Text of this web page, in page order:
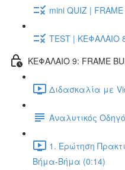
mini QUIZ |
TEST | ΚΕΦΑΛΑΙΟ
ΚΕΦΑΛΑΙΟ 9: FRAME
Διδασκαλία με
Αναλυτικός
1. Ερώτηση
Βήμα-Βήμα (0:14)